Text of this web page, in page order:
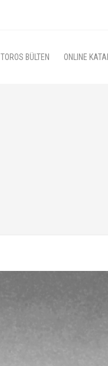
TOROS BÜLTEN ONLINE